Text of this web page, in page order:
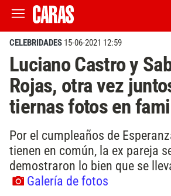
CELEBRIDADES 15-06-2021 12:59
Luciano Castro y
Rojas, otra vez
tiernas fotos en
Por el cumpleaños de
tienen en común, la ex pareja
demostraron lo bien que se
Galería de fotos